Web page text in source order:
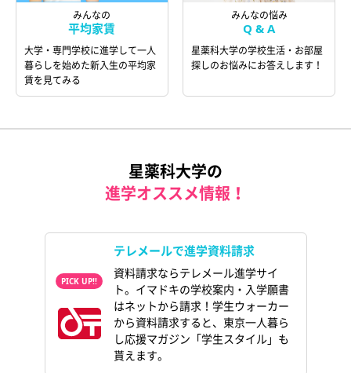
みんなの
平均家賃
大学・専門学校に進学して一人
暮らしを始めた新入生の平均家
賃を見てみる
みんなの悩み
Q & A
星薬科大学の学校生活・お部屋
探しのお悩みにお答えします！
星薬科大学の
進学オススメ情報！
テレメールで進学資料請求
資料請求ならテレメール進学サイ
ト。イマドキの学校案内・入学願書
はネットから請求！学生ウォーカー
から資料請求すると、東京一人暮ら
し応援マガジン「学生スタイル」も
貰えます。